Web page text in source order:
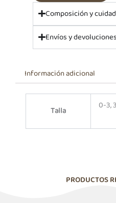
Composición y
Envíos y devoluciones
Información adicional
Talla 0-3,
PRODUCTOS